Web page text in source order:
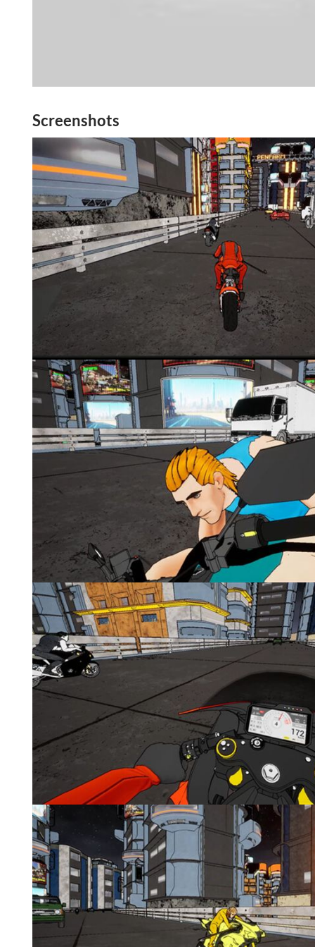
Screenshots